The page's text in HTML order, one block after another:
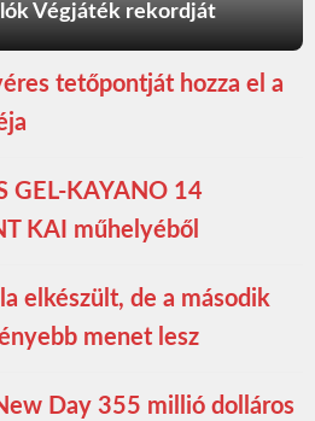
Végjáték rekordját
tetőpontját hozza el a
GEL-KAYANO 14
KAI műhelyéből
elkészült, de a második
menet lesz
Day 355 millió dolláros